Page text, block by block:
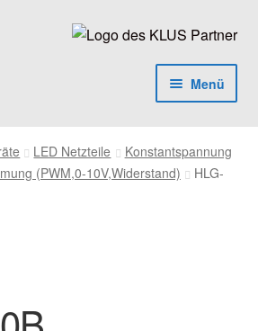
Menü
LED Netzteile
Konstantspannung
(PWM,0-10V,Widerstand)
HLG-